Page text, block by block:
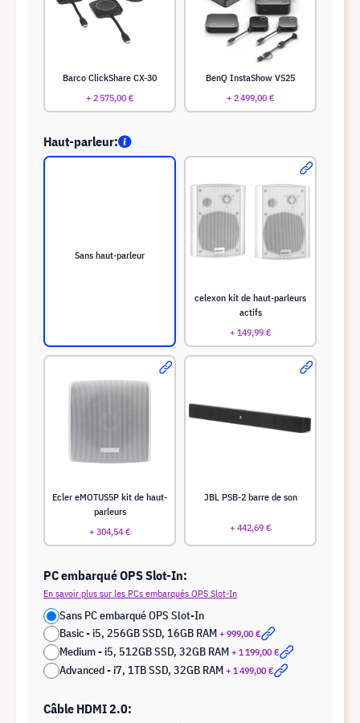
Barco ClickShare CX-30
+ 2 575,00 €
BenQ InstaShow VS25
+ 2 499,00 €
Haut-parleur:
Sans haut-parleur
celexon kit de haut-parleurs
actifs
+ 149,99 €
Ecler eMOTUS5P kit de haut-
parleurs
+ 304,54 €
JBL PSB-2 barre de son
+ 442,69 €
PC embarqué OPS Slot-In:
En savoir plus sur les PCs embarqués OPS Slot-In
Sans PC embarqué OPS Slot-In
Basic - i5, 256GB SSD, 16GB RAM + 999,00 €
Medium - i5, 512GB SSD, 32GB RAM + 1 199,00 €
Advanced - i7, 1TB SSD, 32GB RAM + 1 499,00 €
Câble HDMI 2.0: